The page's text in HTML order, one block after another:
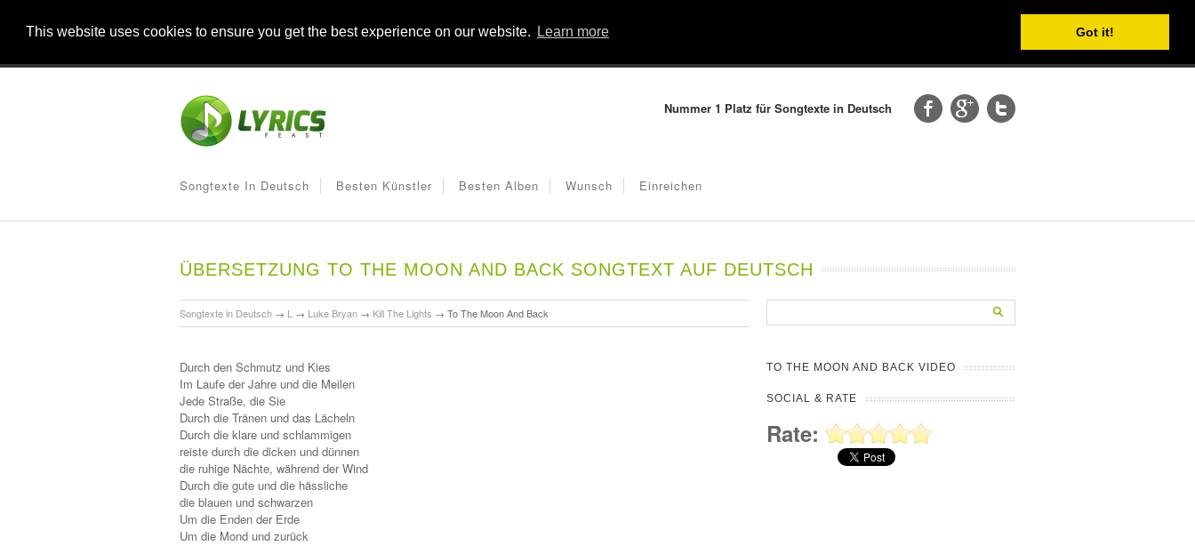
This website uses cookies to ensure you get the best experience on our website. Learn more Got it!
Nummer 1 Platz für Songtexte in Deutsch
Songtexte In Deutsch Besten Künstler Besten Alben Wunsch Einreichen
ÜBERSETZUNG TO THE MOON AND BACK SONGTEXT AUF DEUTSCH
Songtexte in Deutsch → L → Luke Bryan → Kill The Lights → To The Moon And Back
Durch den Schmutz und Kies
Im Laufe der Jahre und die Meilen
Jede Straße, die Sie
Durch die Tränen und das Lächeln
Durch die klare und schlammigen
reiste durch die dicken und dünnen
die ruhige Nächte, während der Wind
Durch die gute und die hässliche
die blauen und schwarzen
Um die Enden der Erde
Um die Mond und zurück
TO THE MOON AND BACK VIDEO
SOCIAL & RATE
Rate: